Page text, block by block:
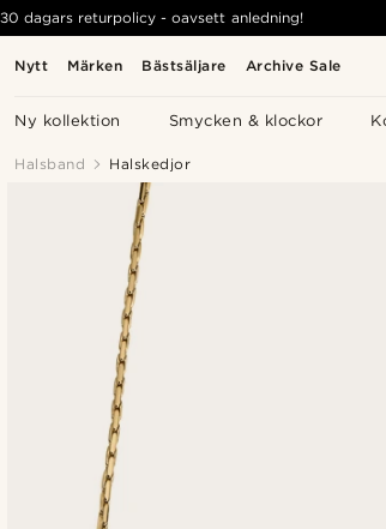
Nytt Märken Bästsäljare Archive Sale
Ny kollektion Smycken & klockor
30 dagars returpolicy - oavsett anledning!
Halsband Halskedjor